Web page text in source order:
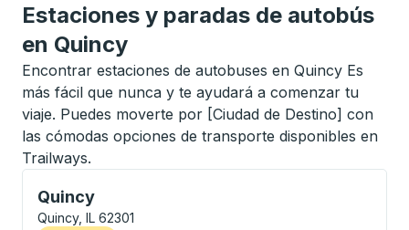
Estaciones y paradas de autobús
en Quincy
Encontrar estaciones de autobuses en Quincy Es
más fácil que nunca y te ayudará a comenzar tu
viaje. Puedes moverte por [Ciudad de Destino] con
las cómodas opciones de transporte disponibles en
Trailways.
Quincy
Flag Stop, utilice las teclas de flecha o la tecla
Quincy, IL 62301